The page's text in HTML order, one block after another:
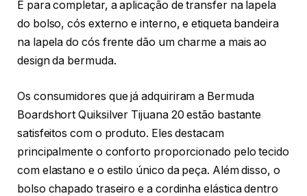
E para completar, a aplicação de transfer na lapela
do bolso, cós externo e interno, e etiqueta bandeira
na lapela do cós frente dão um charme a mais ao
design da bermuda.
Os consumidores que já adquiriram a Bermuda
Boardshort Quiksilver Tijuana 20 estão bastante
satisfeitos com o produto. Eles destacam
principalmente o conforto proporcionado pelo tecido
com elastano e o estilo único da peça. Além disso, o
bolso chapado traseiro e a cordinha elástica dentro